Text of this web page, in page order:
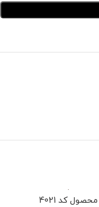
محصول کد 4021